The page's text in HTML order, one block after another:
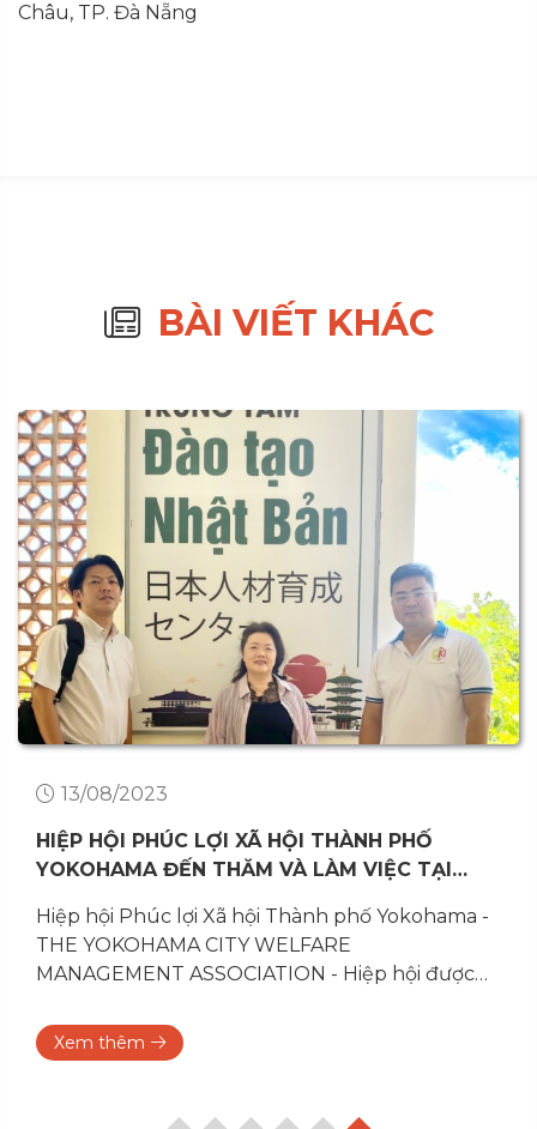
Châu, TP. Đà Nẵng
BÀI VIẾT KHÁC
13/08/2023
HIỆP HỘI PHÚC LỢI XÃ HỘI THÀNH PHỐ
YOKOHAMA ĐẾN THĂM VÀ LÀM VIỆC TẠI
JAPANHUB
Hiệp hội Phúc lợi Xã hội Thành phố Yokohama -
THE YOKOHAMA CITY WELFARE
MANAGEMENT ASSOCIATION - Hiệp hội được
thăm và làm việc tại Trung tâm đào tạo Nhân...
Xem thêm